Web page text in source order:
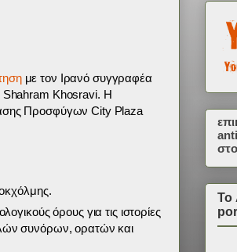
με τον Ιρανό συγγραφέα
Shahram Khosravi. H
Προσφύγων City Plaza
όρους για τις ιστορίες
συνόρων, ορατών και
Το